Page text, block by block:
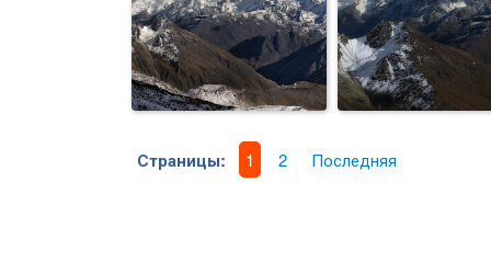
Горы... Осень...
Страницы: 1 2 Последняя